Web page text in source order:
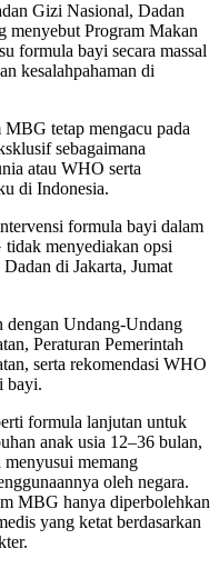
Gizi Nasional, Dadan
menyebut Program Makan
formula bayi secara massal
kesalahpahaman di
tetap mengacu pada
sebagaimana
atau WHO serta
di Indonesia.
formula bayi dalam
menyediakan opsi
di Jakarta, Jumat
dengan Undang-Undang
Peraturan Pemerintah
serta rekomendasi WHO
bayi.
formula lanjutan untuk
anak usia 12–36 bulan,
memang
oleh negara.
MBG hanya diperbolehkan
yang ketat berdasarkan